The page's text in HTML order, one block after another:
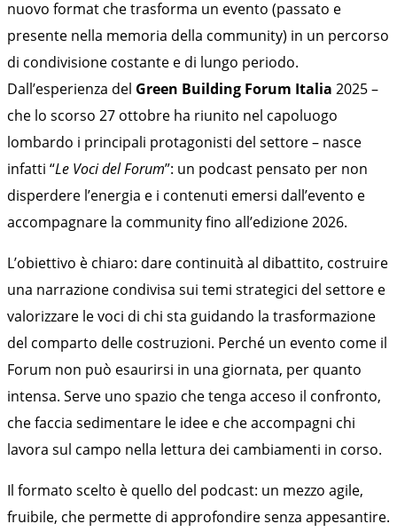
nuovo format che trasforma un evento (passato e
presente nella memoria della community) in un percorso
di condivisione costante e di lungo periodo.
Dall’esperienza del Green Building Forum Italia 2025–
che lo scorso 27 ottobre ha riunito nel capoluogo
lombardo i principali protagonisti del settore – nasce
infatti “Le Voci del Forum”: un podcast pensato per non
disperdere l’energia e i contenuti emersi dall’evento e
accompagnare la community fino all’edizione 2026.
L’obiettivo è chiaro: dare continuità al dibattito, costruire
una narrazione condivisa sui temi strategici del settore e
valorizzare le voci di chi sta guidando la trasformazione
del comparto delle costruzioni. Perché un evento come il
Forum non può esaurirsi in una giornata, per quanto
intensa. Serve uno spazio che tenga acceso il confronto,
che faccia sedimentare le idee e che accompagni chi
lavora sul campo nella lettura dei cambiamenti in corso.
Il formato scelto è quello del podcast: un mezzo agile,
fruibile, che permette di approfondire senza appesantire.